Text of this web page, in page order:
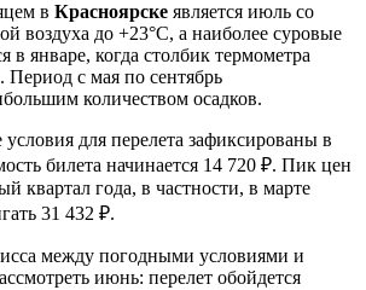
в Красноярске является июль со
воздуха до +23°C, а наиболее суровые
январе, когда столбик термометра
Период с мая по сентябрь
количеством осадков.
для перелета зафиксированы в
билета начинается 14 720 ₽. Пик цен
квартал года, в частности, в марте
31 432 ₽.
между погодными условиями и
июнь: перелет обойдется